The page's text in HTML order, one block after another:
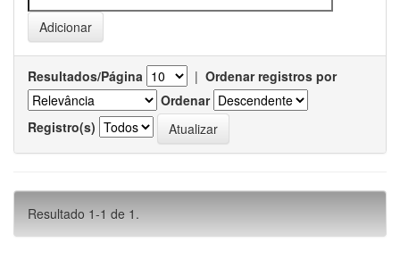
Resultados/Página | Ordenar registros por
Ordenar
Registro(s)
Resultado 1-1 de 1.